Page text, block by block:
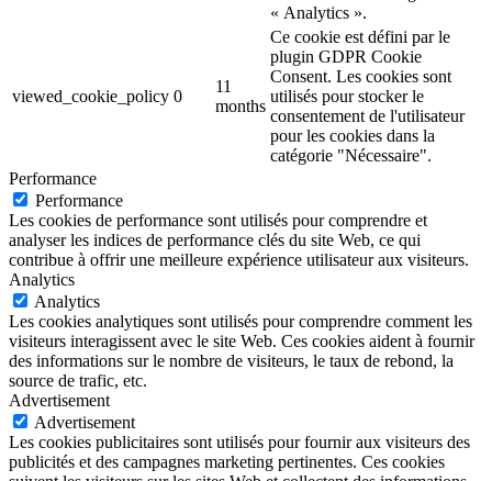
« Analytics ».
viewed_cookie_policy 0
11
months
Ce cookie est défini par le
plugin GDPR Cookie
Consent. Les cookies sont
utilisés pour stocker le
consentement de l'utilisateur
pour les cookies dans la
catégorie "Nécessaire".
Performance
Performance
Les cookies de performance sont utilisés pour comprendre et
analyser les indices de performance clés du site Web, ce qui
contribue à offrir une meilleure expérience utilisateur aux visiteurs.
Analytics
Analytics
Les cookies analytiques sont utilisés pour comprendre comment les
visiteurs interagissent avec le site Web. Ces cookies aident à fournir
des informations sur le nombre de visiteurs, le taux de rebond, la
source de trafic, etc.
Advertisement
Advertisement
Les cookies publicitaires sont utilisés pour fournir aux visiteurs des
publicités et des campagnes marketing pertinentes. Ces cookies